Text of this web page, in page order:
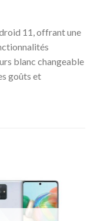
11, offrant une
blanc changeable
goûts et